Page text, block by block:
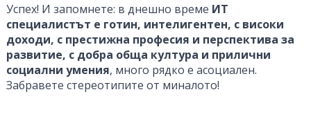
Успех! И запомнете: в днешно време ИТ
специалистът е готин, интелигентен, с високи
доходи, с престижна професия и перспектива за
развитие, с добра обща култура и прилични
социални умения, много рядко е асоциален.
Забравете стереотипите от миналото!